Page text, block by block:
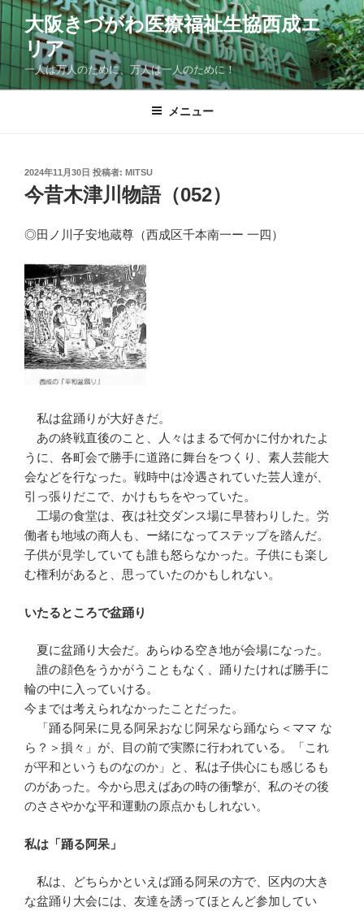
コ
ン
テ
ン
ツ
大阪きづがわ医療福祉生協西成エ
リア
一人は万人のために、万人は一人のために！
メニュー
投
稿
日:
2024年11月30日 投稿者: MITSU
今昔木津川物語（052）
◎田ノ川子安地蔵尊（西成区千本南一ー 一四）
私は盆踊りが大好きだ。
あの終戦直後のこと、人々はまるで何かに付かれたよ
うに、各町会で勝手に道路に舞台をつくり、素人芸能大
会などを行なった。戦時中は冷遇されていた芸人達が、
引っ張りだこで、かけもちをやっていた。
工場の食堂は、夜は社交ダンス場に早替わりした。労
働者も地域の商人も、ー緒になってステップを踏んだ。
子供が見学していても誰も怒らなかった。子供にも楽し
む権利があると、思っていたのかもしれない。
いたるところで盆踊り
夏に盆踊り大会だ。あらゆる空き地が会場になった。
誰の顔色をうかがうこともなく、踊りたければ勝手に
輪の中に入っていける。
今までは考えられなかったことだった。
「踊る阿呆に見る阿呆おなじ阿呆なら踊なら＜ママ な
ら？＞損々」が、目の前で実際に行われている。「これ
が平和というものなのか」と、私は子供心にも感じるも
のがあった。今から思えばあの時の衝撃が、私のその後
のささやかな平和運動の原点かもしれない。
私は「踊る阿呆」
私は、どちらかといえば踊る阿呆の方で、区内の大き
な盆踊り大会には、友達を誘ってほとんど参加してい